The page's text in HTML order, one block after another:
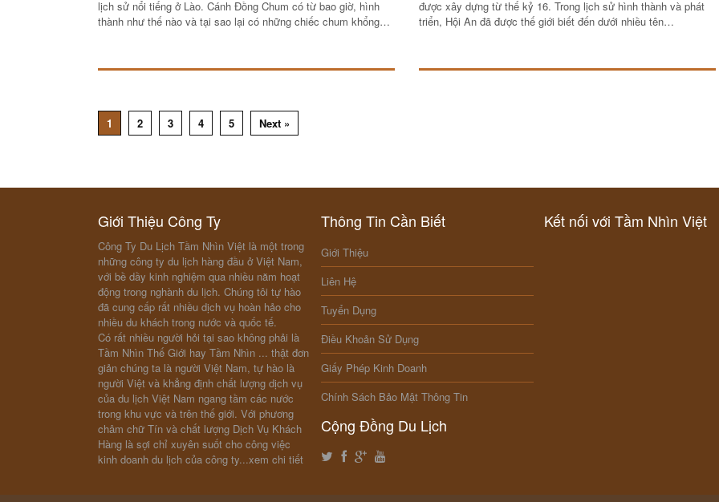
lịch sử nổi tiếng ở Lào. Cánh Đồng Chum có từ bao giờ, hình
thành như thế nào và tại sao lại có những chiếc chum khổng…
được xây dựng từ thế kỷ 16. Trong lịch sử hình thành và phát
triển, Hội An đã được thế giới biết đến dưới nhiều tên…
1 2 3 4 5 Next »
Giới Thiệu Công Ty
Công Ty Du Lịch Tầm Nhìn Việt là một trong
những công ty du lịch hàng đầu ở Việt Nam,
với bề dầy kinh nghiệm qua nhiều năm hoạt
động trong nghành du lịch. Chúng tôi tự hào
đã cung cấp rất nhiều dịch vụ hoàn hảo cho
nhiều du khách trong nước và quốc tế.
Có rất nhiều người hỏi tại sao không phải là
Tầm Nhìn Thế Giới hay Tầm Nhìn ... thật đơn
giản chúng ta là người Việt Nam, tự hào là
người Việt và khẳng định chất lượng dịch vụ
của du lịch Việt Nam ngang tầm các nước
trong khu vực và trên thế giới. Với phương
châm chữ Tín và chất lượng Dịch Vụ Khách
Hàng là sợi chỉ xuyên suốt cho công việc
kinh doanh du lịch của công ty...xem chi tiết
Thông Tin Cần Biết
Giới Thiệu
Liên Hệ
Tuyển Dụng
Điều Khoản Sử Dụng
Giấy Phép Kinh Doanh
Chính Sách Bảo Mật Thông Tin
Cộng Đồng Du Lịch
Kết nối với Tầm Nhìn Việt